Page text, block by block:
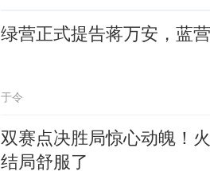
绿营正式提告蒋万安，蓝
于令
双赛点决胜局惊心动魄！
结局舒服了